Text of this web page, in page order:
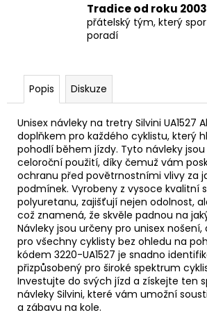
Tradice od roku 2003
přátelský tým, který
poradí
Popis Diskuze
Unisex návleky na tretry Silvini UA1527
doplňkem pro každého cyklistu, který
pohodlí během jízdy. Tyto návleky
celoroční použití, díky čemuž vám
ochranu před povětrnostními vlivy za
podmínek. Vyrobeny z vysoce kvalitní
polyuretanu, zajišťují nejen odolnost,
což znamená, že skvěle padnou na
Návleky jsou určeny pro unisex
pro všechny cyklisty bez ohledu na
kódem 3220-UA1527 je snadno
přizpůsobený pro široké spektrum
Investujte do svých jízd a získejte ten
návleky Silvini, které vám umožní
a zábavu na kole.